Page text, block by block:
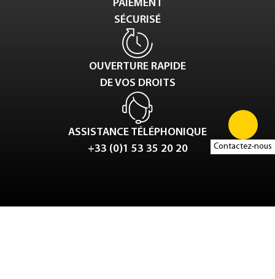
Contactez-nous
PAIEMENT
SÉCURISÉ
OUVERTURE RAPIDE
DE VOS DROITS
ASSISTANCE TÉLÉPHONIQUE
+33 (0)1 53 35 20 20